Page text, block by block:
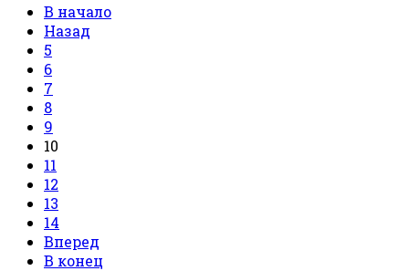
В начало
Назад
5
6
7
8
9
10
11
12
13
14
Вперед
В конец